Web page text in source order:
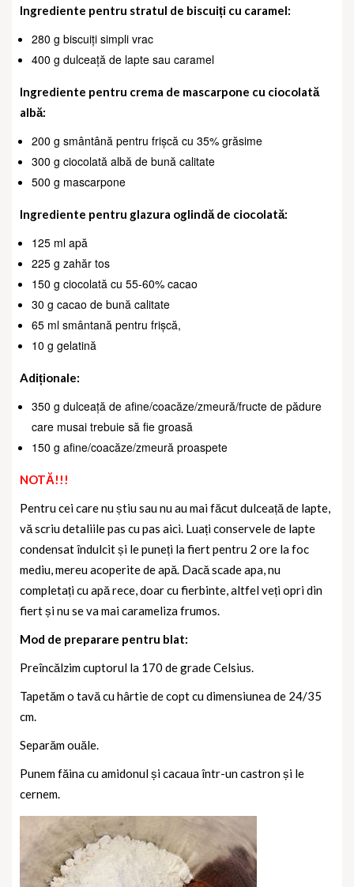
Ingrediente pentru stratul de biscuiți cu caramel:
280 g biscuiți simpli vrac
400 g dulceață de lapte sau caramel
Ingrediente pentru crema de mascarpone cu ciocolată
albă:
200 g smântână pentru frișcă cu 35% grăsime
300 g ciocolată albă de bună calitate
500 g mascarpone
Ingrediente pentru glazura oglindă de ciocolată:
125 ml apă
225 g zahăr tos
150 g ciocolată cu 55-60% cacao
30 g cacao de bună calitate
65 ml smântană pentru frișcă,
10 g gelatină
Adiționale:
350 g dulceață de afine/coacăze/zmeură/fructe de pădure
care musai trebuie să fie groasă
150 g afine/coacăze/zmeură proaspete
NOTĂ!!!
Pentru cei care nu știu sau nu au mai făcut dulceață de lapte,
vă scriu detaliile pas cu pas aici. Luați conservele de lapte
condensat îndulcit și le puneți la fiert pentru 2 ore la foc
mediu, mereu acoperite de apă. Dacă scade apa, nu
completați cu apă rece, doar cu fierbinte, altfel veți opri din
fiert și nu se va mai carameliza frumos.
Mod de preparare pentru blat:
Preîncălzim cuptorul la 170 de grade Celsius.
Tapetăm o tavă cu hârtie de copt cu dimensiunea de 24/35
cm.
Separăm ouăle.
Punem făina cu amidonul și cacaua într-un castron și le
cernem.